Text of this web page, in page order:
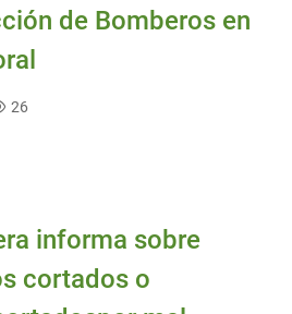
de Bomberos en
26
informa sobre
cortados o